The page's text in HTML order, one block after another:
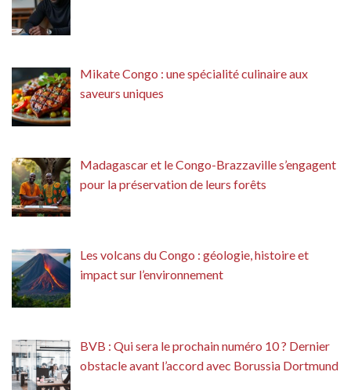
Mikate Congo : une spécialité culinaire aux
saveurs uniques
Madagascar et le Congo-Brazzaville s’engagent
pour la préservation de leurs forêts
Les volcans du Congo : géologie, histoire et
impact sur l’environnement
BVB : Qui sera le prochain numéro 10 ? Dernier
obstacle avant l’accord avec Borussia Dortmund